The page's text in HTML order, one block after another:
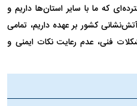
که ما با سایر استان‌ها داریم و
کشور بر عهده داریم، تمامی
فنی، عدم رعایت نکات ایمنی و